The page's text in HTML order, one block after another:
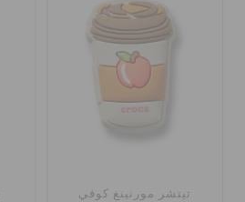
تيتشر مورنينغ كوفي